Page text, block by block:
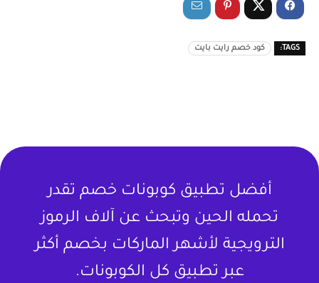
TAGS: كود خصم رايت بايت
أفضل تطبيق كوبونات خصم تقدر
تحمله الحين وتبحث عن آلاف الرموز
الترويجية لأشهر الماركات بخصم أكثر
عبر تطبيق كل الكوبونات.